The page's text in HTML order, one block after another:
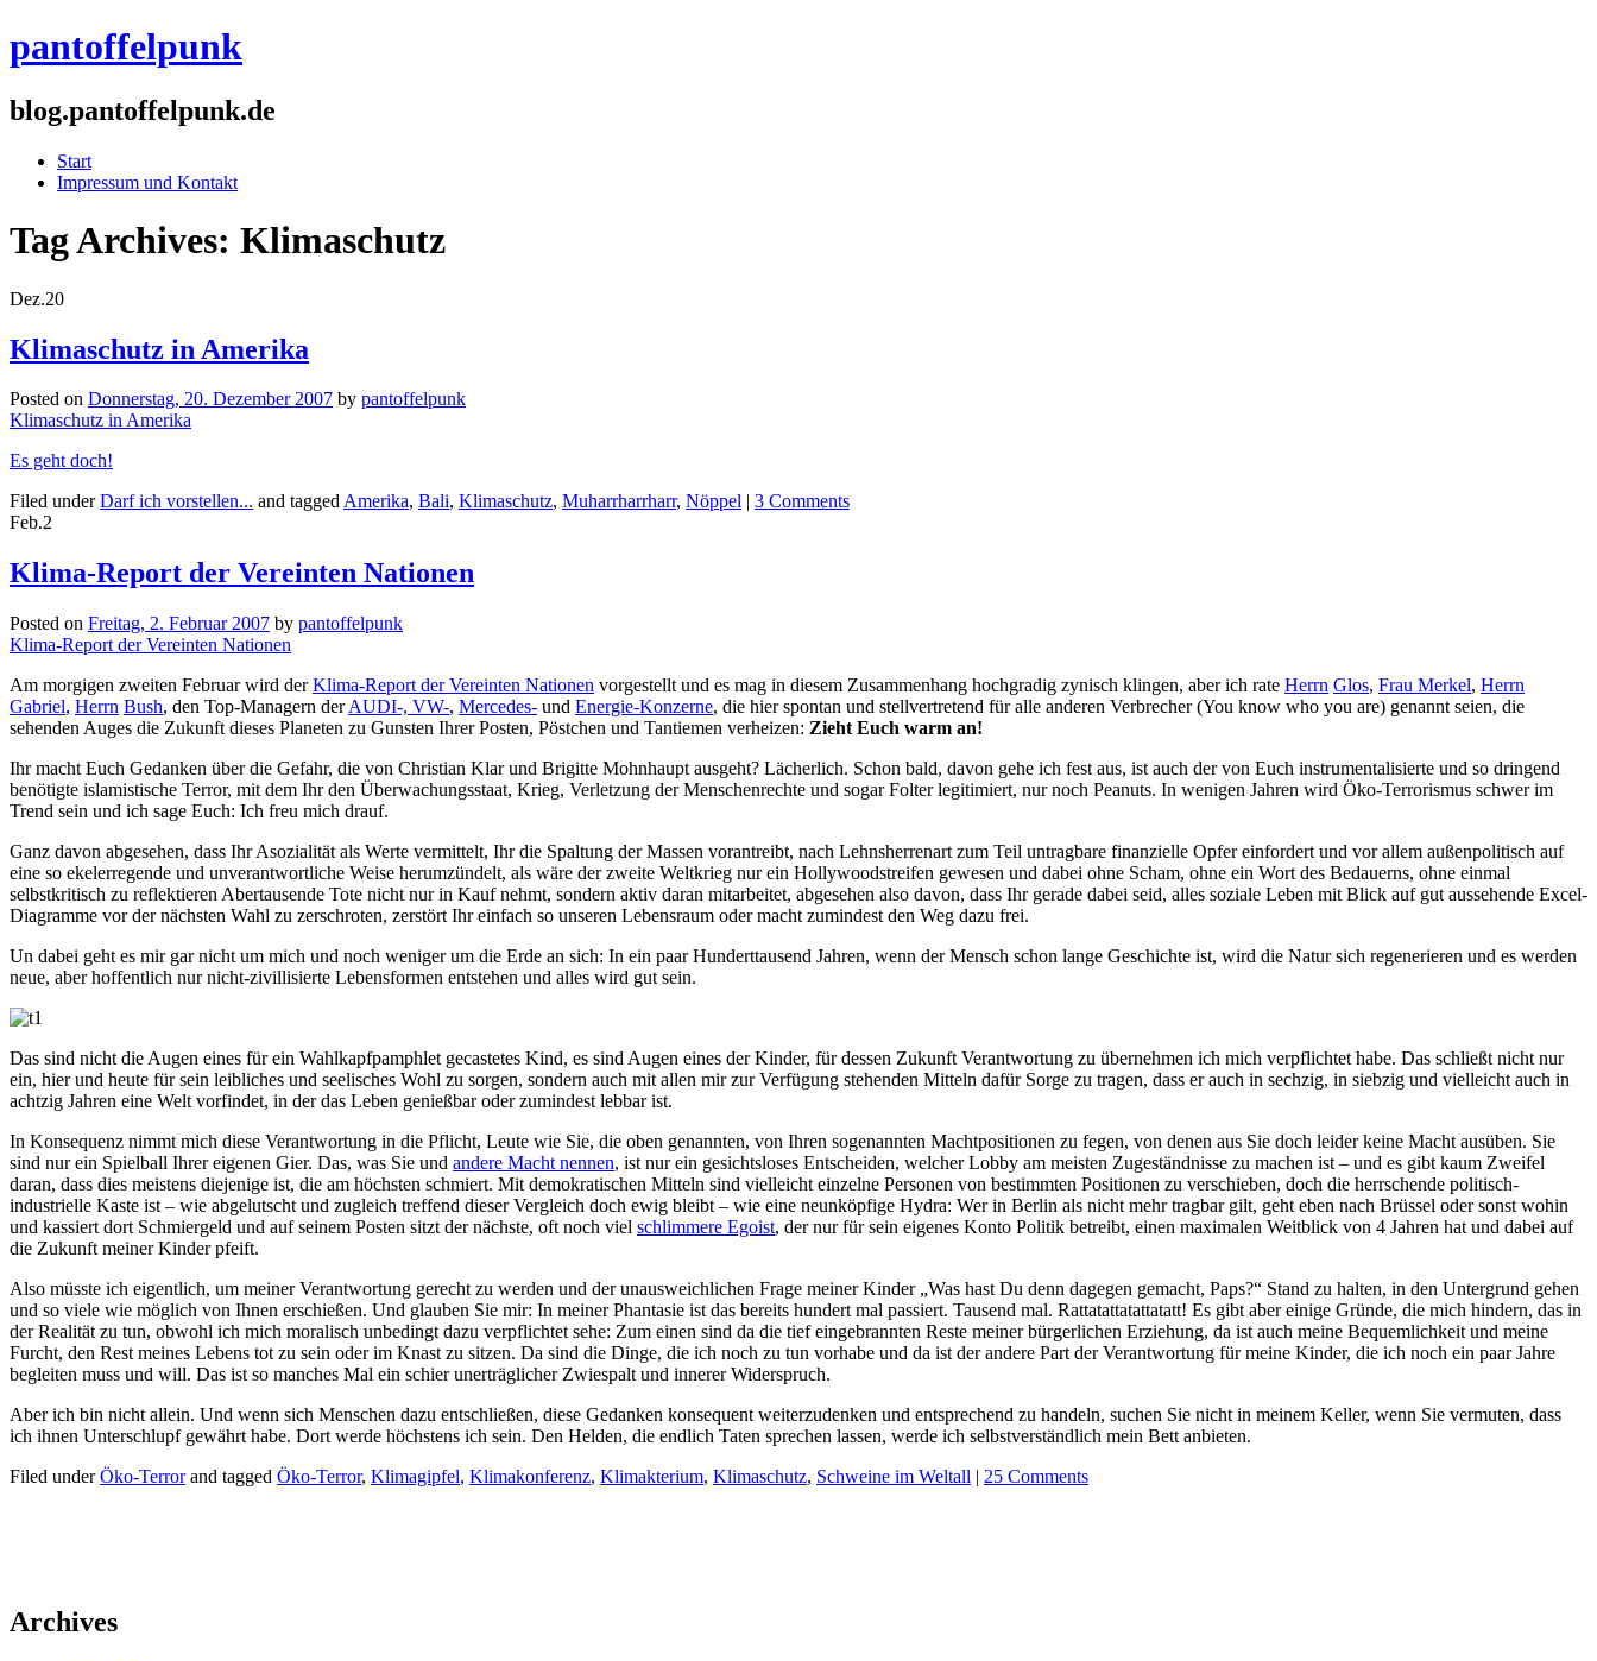
pantoffelpunk
blog.pantoffelpunk.de
Start
Impressum und Kontakt
Tag Archives: Klimaschutz
Dez.20
Klimaschutz in Amerika
Posted on Donnerstag, 20. Dezember 2007 by pantoffelpunk
Klimaschutz in Amerika
Es geht doch!
Filed underDarf ich vorstellen... and taggedAmerika, Bali, Klimaschutz, Muharrharrharr, Nöppel
3 Comments
Feb.2
Klima-Report der Vereinten Nationen
Posted on Freitag, 2. Februar 2007 by pantoffelpunk
Klima-Report der Vereinten Nationen
Am morgigen zweiten Februar wird derKlima-Report der Vereinten Nationen vorgestellt und es mag in diesem Zusammenhang hochgradig zynisch klingen, aber ich rate Herrn Glos, Frau Merkel, Herrn
Gabriel, Herrn Bush, den Top-Managern derAUDI-, VW-, Mercedes- und Energie-Konzerne, die hier spontan und stellvertretend für alle anderen Verbrecher (You know who you are) genannt seien, die
sehenden Auges die Zukunft dieses Planeten zu Gunsten Ihrer Posten, Pöstchen und Tantiemen verheizen: Zieht Euch warm an!
Ihr macht Euch Gedanken über die Gefahr, die von Christian Klar und Brigitte Mohnhaupt ausgeht? Lächerlich. Schon bald, davon gehe ich fest aus, ist auch der von Euch instrumentalisierte und so dringend
benötigte islamistische Terror, mit dem Ihr den Überwachungsstaat, Krieg, Verletzung der Menschenrechte und sogar Folter legitimiert, nur noch Peanuts. In wenigen Jahren wird Öko-Terrorismus schwer im
Trend sein und ich sage Euch: Ich freu mich drauf.
Ganz davon abgesehen, dass Ihr Asozialität als Werte vermittelt, Ihr die Spaltung der Massen vorantreibt, nach Lehnsherrenart zum Teil untragbare finanzielle Opfer einfordert und vor allem außenpolitisch auf
eine so ekelerregende und unverantwortliche Weise herumzündelt, als wäre der zweite Weltkrieg nur ein Hollywoodstreifen gewesen und dabei ohne Scham, ohne ein Wort des Bedauerns, ohne einmal
selbstkritisch zu reflektieren Abertausende Tote nicht nur in Kauf nehmt, sondern aktiv daran mitarbeitet, abgesehen also davon, dass Ihr gerade dabei seid, alles soziale Leben mit Blick auf gut aussehende Excel-
Diagramme vor der nächsten Wahl zu zerschroten, zerstört Ihr einfach so unseren Lebensraum oder macht zumindest den Weg dazu frei.
Un dabei geht es mir gar nicht um mich und noch weniger um die Erde an sich: In ein paar Hunderttausend Jahren, wenn der Mensch schon lange Geschichte ist, wird die Natur sich regenerieren und es werden
neue, aber hoffentlich nur nicht-zivillisierte Lebensformen entstehen und alles wird gut sein.
Das sind nicht die Augen eines für ein Wahlkapfpamphlet gecastetes Kind, es sind Augen eines der Kinder, für dessen Zukunft Verantwortung zu übernehmen ich mich verpflichtet habe. Das schließt nicht nur
ein, hier und heute für sein leibliches und seelisches Wohl zu sorgen, sondern auch mit allen mir zur Verfügung stehenden Mitteln dafür Sorge zu tragen, dass er auch in sechzig, in siebzig und vielleicht auch in
achtzig Jahren eine Welt vorfindet, in der das Leben genießbar oder zumindest lebbar ist.
In Konsequenz nimmt mich diese Verantwortung in die Pflicht, Leute wie Sie, die oben genannten, von Ihren sogenannten Machtpositionen zu fegen, von denen aus Sie doch leider keine Macht ausüben. Sie
sind nur ein Spielball Ihrer eigenen Gier. Das, was Sie und andere Macht nennen, ist nur ein gesichtsloses Entscheiden, welcher Lobby am meisten Zugeständnisse zu machen ist – und es gibt kaum Zweifel
daran, dass dies meistens diejenige ist, die am höchsten schmiert. Mit demokratischen Mitteln sind vielleicht einzelne Personen von bestimmten Positionen zu verschieben, doch die herrschende politisch-
industrielle Kaste ist – wie abgelutscht und zugleich treffend dieser Vergleich doch ewig bleibt – wie eine neunköpfige Hydra: Wer in Berlin als nicht mehr tragbar gilt, geht eben nach Brüssel oder sonst wohin
und kassiert dort Schmiergeld und auf seinem Posten sitzt der nächste, oft noch viel schlimmere Egoist, der nur für sein eigenes Konto Politik betreibt, einen maximalen Weitblick von 4 Jahren hat und dabei auf
die Zukunft meiner Kinder pfeift.
Also müsste ich eigentlich, um meiner Verantwortung gerecht zu werden und der unausweichlichen Frage meiner Kinder „Was hast Du denn dagegen gemacht, Paps?“ Stand zu halten, in den Untergrund gehen
und so viele wie möglich von Ihnen erschießen. Und glauben Sie mir: In meiner Phantasie ist das bereits hundert mal passiert. Tausend mal. Rattatattatattatatt! Es gibt aber einige Gründe, die mich hindern, das in
der Realität zu tun, obwohl ich mich moralisch unbedingt dazu verpflichtet sehe: Zum einen sind da die tief eingebrannten Reste meiner bürgerlichen Erziehung, da ist auch meine Bequemlichkeit und meine
Furcht, den Rest meines Lebens tot zu sein oder im Knast zu sitzen. Da sind die Dinge, die ich noch zu tun vorhabe und da ist der andere Part der Verantwortung für meine Kinder, die ich noch ein paar Jahre
begleiten muss und will. Das ist so manches Mal ein schier unerträglicher Zwiespalt und innerer Widerspruch.
Aber ich bin nicht allein. Und wenn sich Menschen dazu entschließen, diese Gedanken konsequent weiterzudenken und entsprechend zu handeln, suchen Sie nicht in meinem Keller, wenn Sie vermuten, dass
ich ihnen Unterschlupf gewährt habe. Dort werde höchstens ich sein. Den Helden, die endlich Taten sprechen lassen, werde ich selbstverständlich mein Bett anbieten.
Filed underÖko-Terrorand tagged Öko-Terror, Klimagipfel, Klimakonferenz, Klimakterium, Klimaschutz, Schweine im Weltall | 25 Comments
Archives